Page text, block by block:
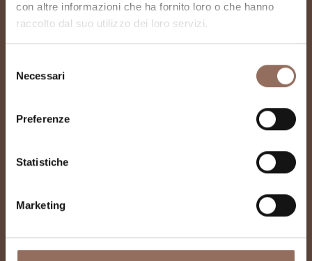
con altre informazioni che ha fornito loro o che hanno
raccolto dal suo utilizzo dei loro servizi.
delNecessari
Preferenze
Statistiche
Marketing
Chiesa di San
Giovanni Battista